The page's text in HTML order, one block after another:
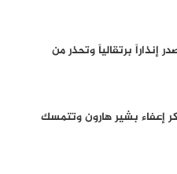
إنذاراً برتقالياً وتحذر من
إعفاء بشير هارون وتتمسك